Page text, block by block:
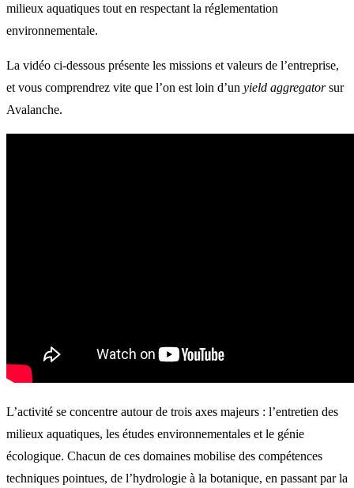
milieux aquatiques tout en respectant la réglementation
environnementale.
La vidéo ci‑dessous présente les missions et valeurs de l’entreprise,
et vous comprendrez vite que l’on est loin d’un yield aggregatorsur
Avalanche.
L’activité se concentre autour de trois axes majeurs : l’entretien des
milieux aquatiques, les études environnementales et le génie
écologique. Chacun de ces domaines mobilise des compétences
techniques pointues, de l’hydrologie à la botanique, en passant par la